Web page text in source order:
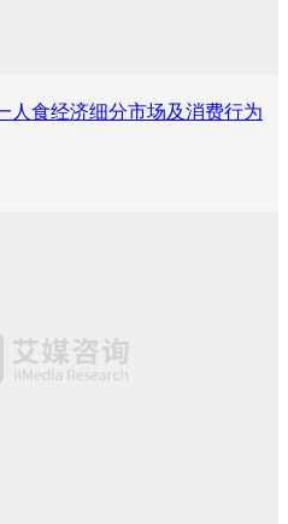
人食经济细分市场及消费行为